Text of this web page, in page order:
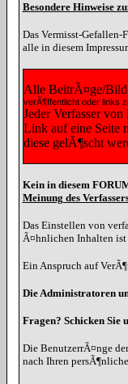
Besondere Hinweise
Das Vermisst-
alle in diesem
Alle BeitrÃ¤ge/
verÃ¶ffentlicht oder links
Jeder Verfasser
Link auf eine Seite
diese gelÃ¶scht
Kein in diesem
Meinung des
Das Einstellen von
Ã¤hnlichen Inhalten ist
Ein Anspruch auf
Die Administratoren
Fragen? Schicken Sie
Die BenutzerrÃ¤nge
nach Ihren